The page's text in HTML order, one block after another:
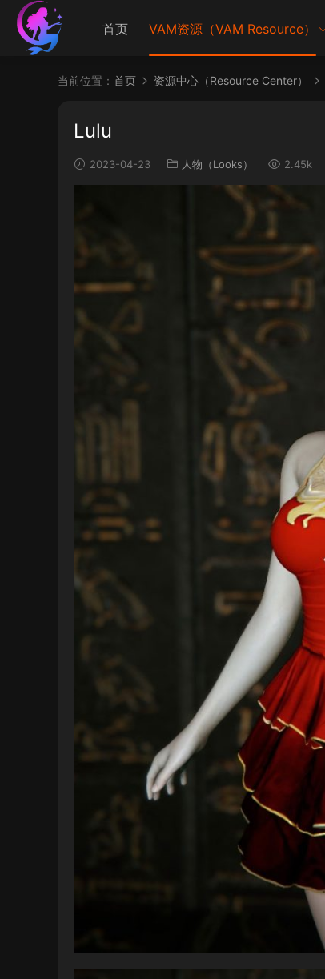
首页 VAM资源（VAM Resource）
当前位置： 首页 资源中心（Resource Center）
Lulu
2023-04-23 人物（Looks） 2.45k